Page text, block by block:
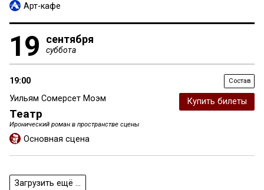
Арт-кафе
19 сентября
суббота
19:00 Состав
Уильям Сомерсет Моэм
Театр
Иронический роман в пространстве сцены
Основная сцена
Купить билеты
Загрузить ещё ...